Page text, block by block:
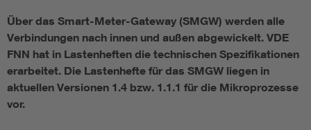
Digitalisierung und Metering
Versorgungsqualität Stromnetze
Über das Smart-Meter-Gateway (SMGW) werden alle
Verbindungen nach innen und außen abgewickelt. VDE
FNN hat in Lastenheften die technischen Spezifikationen
erarbeitet. Die Lastenhefte für das SMGW liegen in
aktuellen Versionen 1.4 bzw. 1.1.1 für die Mikroprozesse
vor.